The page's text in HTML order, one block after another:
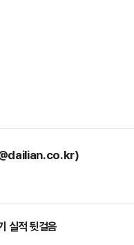
실적 뒷걸음